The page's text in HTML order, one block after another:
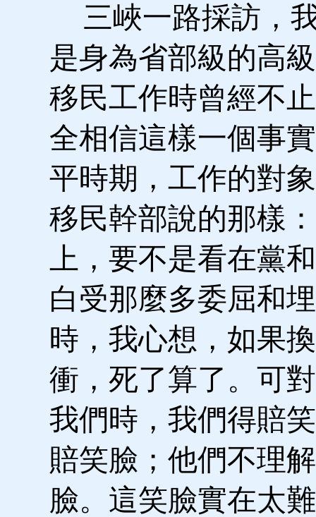
三峽一路採訪，
是身為省部級的高
移民工作時曾經不
全相信這樣一個事
平時期，工作的對
移民幹部說的那樣
上，要不是看在黨
白受那麼多委屈和
時，我心想，如果
衝，死了算了。可
我們時，我們得賠
賠笑臉；他們不理
臉。這笑臉實在太